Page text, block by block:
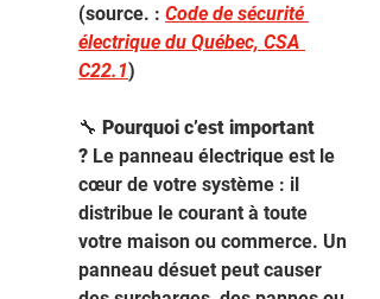
(source. : Code de sécurité
électrique du Québec, CSA
C22.1)
🔧 Pourquoi c’est important
? Le panneau électrique est le
cœur de votre système : il
distribue le courant à toute
votre maison ou commerce. Un
panneau désuet peut causer